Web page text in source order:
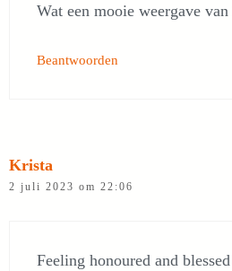
Wat een mooie weergave
Beantwoorden
Krista
2 juli 2023 om 22:06
Feeling honoured and